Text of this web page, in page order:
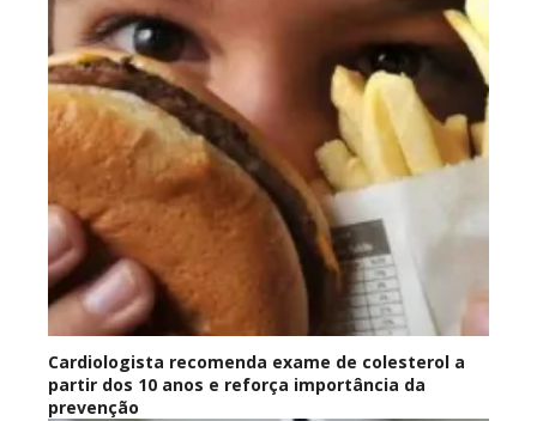
Cardiologista recomenda exame de colesterol a
partir dos 10 anos e reforça importância da
prevenção